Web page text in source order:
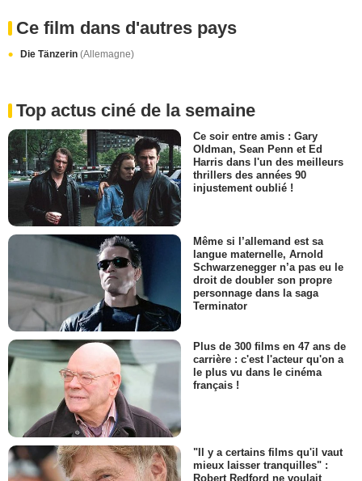
Ce film dans d'autres pays
Die Tänzerin (Allemagne)
Top actus ciné de la semaine
Ce soir entre amis : Gary
Oldman, Sean Penn et Ed
Harris dans l'un des meilleurs
thrillers des années 90
injustement oublié !
Même si l’allemand est sa
langue maternelle, Arnold
Schwarzenegger n’a pas eu le
droit de doubler son propre
personnage dans la saga
Terminator
Plus de 300 films en 47 ans de
carrière : c'est l'acteur qu'on a
le plus vu dans le cinéma
français !
"Il y a certains films qu'il vaut
mieux laisser tranquilles" :
Robert Redford ne voulait